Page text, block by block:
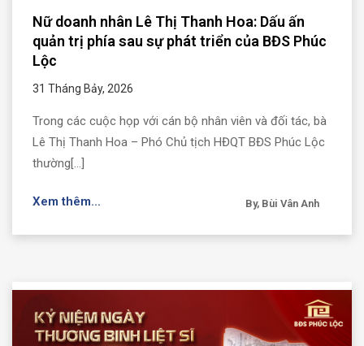
Nữ doanh nhân Lê Thị Thanh Hoa: Dấu ấn
quản trị phía sau sự phát triển của BĐS Phúc
Lộc
31 Tháng Bảy, 2026
Trong các cuộc họp với cán bộ nhân viên và đối tác, bà
Lê Thị Thanh Hoa – Phó Chủ tịch HĐQT BĐS Phúc Lộc
thường[...]
Xem thêm... By, Bùi Vân Anh